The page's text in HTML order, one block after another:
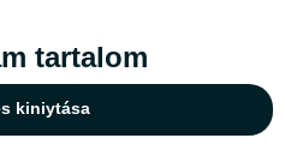
tartalom
kiniytása